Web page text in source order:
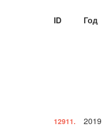
ID Год
12911. 2019